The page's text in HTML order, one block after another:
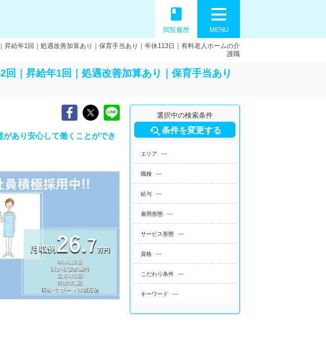
MENU
book
閲覧履歴
昇給年1回｜処遇改善加算あり｜保育手当あり｜年休113日｜有料老人ホームの介
護職
回｜昇給年1回｜処遇改善加算あり｜保育手当あり
選択中の検索条件
条件を変更する
エリア ---
職種 ---
給与 ---
雇用形態 ---
サービス形態 ---
資格 ---
こだわり条件 ---
キーワード ---
あり安心して働くことができ